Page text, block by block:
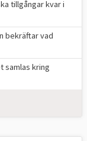
tillgångar kvar i
bekräftar vad
samlas kring